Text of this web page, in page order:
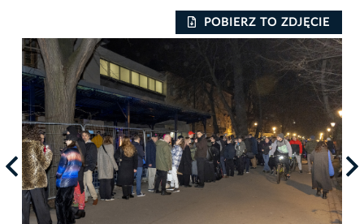
POBIERZ TO ZDJĘCIE